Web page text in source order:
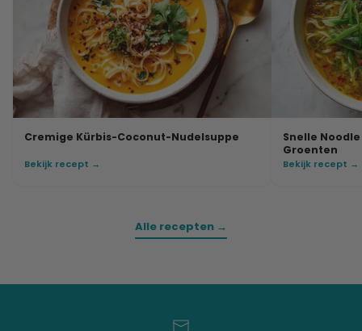
Cremige Kürbis-Coconut-Nudelsuppe
Bekijk recept →
Snelle
Groenten
Bekijk recept →
Alle recepten →